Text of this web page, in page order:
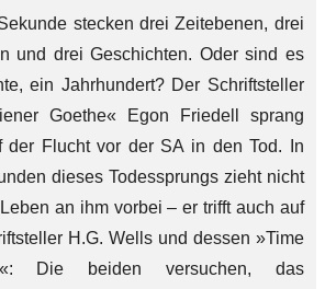
stecken drei Zeitebenen, drei
und drei Geschichten. Oder sind es
ein Jahrhundert? Der Schriftsteller
Goethe« Egon Friedell sprang
der Flucht vor der SA in den Tod. In
dieses Todessprungs zieht nicht
an ihm vorbei – er trifft auch auf
H.G. Wells und dessen »Time
Die beiden versuchen, das